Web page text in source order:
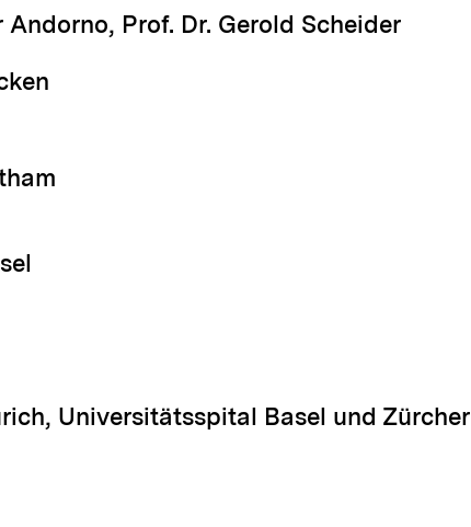
Prof. Dr. Gerold Scheider
Universitätsspital Basel und Zürcher